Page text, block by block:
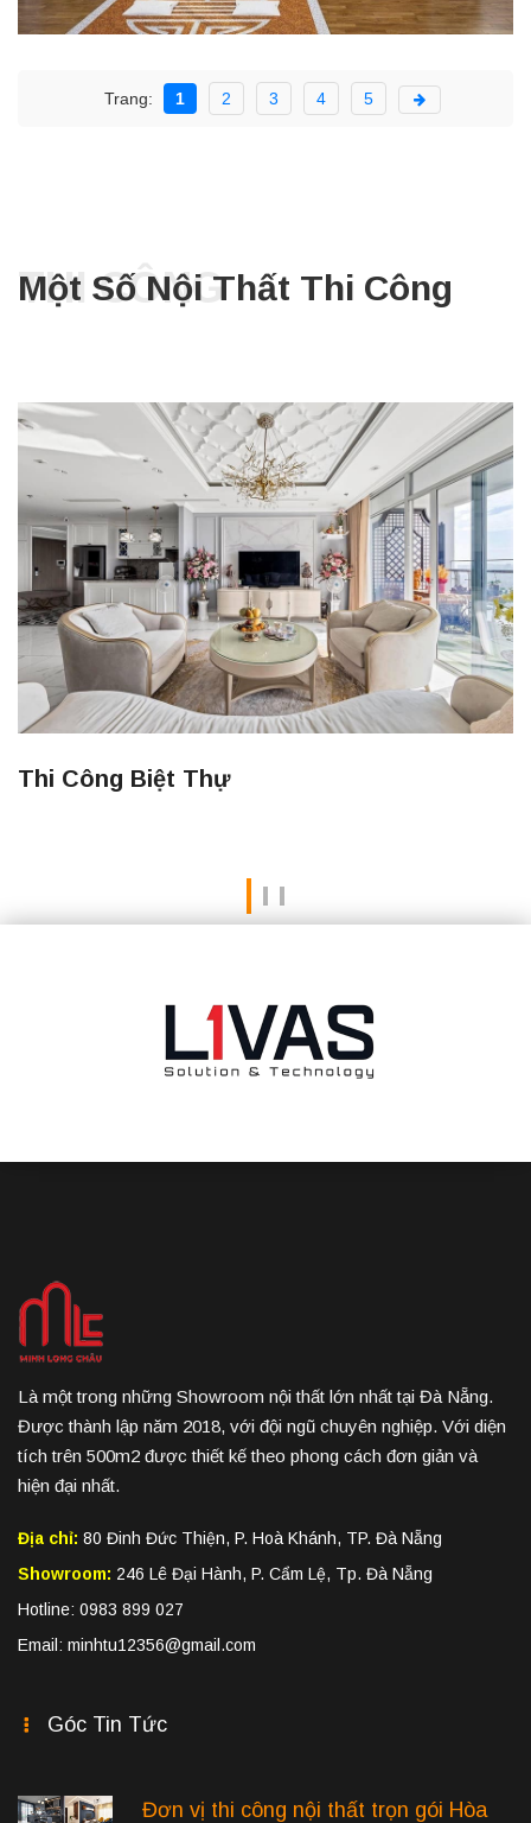
Trang: 1 2 3 4 5
THI CÔNG
Một Số Nội Thất Thi Công
Thi Công Căn Hộ
Là một trong những Showroom nội thất lớn nhất tại Đà Nẵng.
Được thành lập năm 2018, với đội ngũ chuyên nghiệp. Với diện
tích trên 500m2 được thiết kế theo phong cách đơn giản và
hiện đại nhất.
Địa chỉ: 80 Đinh Đức Thiện, P. Hoà Khánh, TP. Đà Nẵng
Showroom: 246 Lê Đại Hành, P. Cẩm Lệ, Tp. Đà Nẵng
Hotline: 0983 899 027
Email: minhtu12356@gmail.com
Góc Tin Tức
Đơn vị thi công nội thất trọn gói Hòa